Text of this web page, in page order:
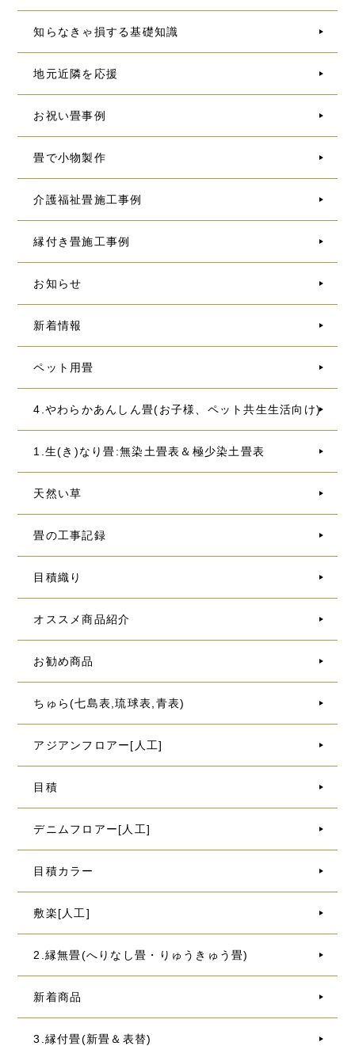
知らなきゃ損する基礎知識
地元近隣を応援
お祝い畳事例
畳で小物製作
介護福祉畳施工事例
縁付き畳施工事例
お知らせ
新着情報
ペット用畳
4.やわらかあんしん畳(お子様、ペット共生生活向け)
1.生(き)なり畳:無染土畳表＆極少染土畳表
天然い草
畳の工事記録
目積織り
オススメ商品紹介
お勧め商品
ちゅら(七島表,琉球表,青表)
アジアンフロアー[人工]
目積
デニムフロアー[人工]
目積カラー
敷楽[人工]
2.縁無畳(へりなし畳・りゅうきゅう畳)
新着商品
3.縁付畳(新畳＆表替)